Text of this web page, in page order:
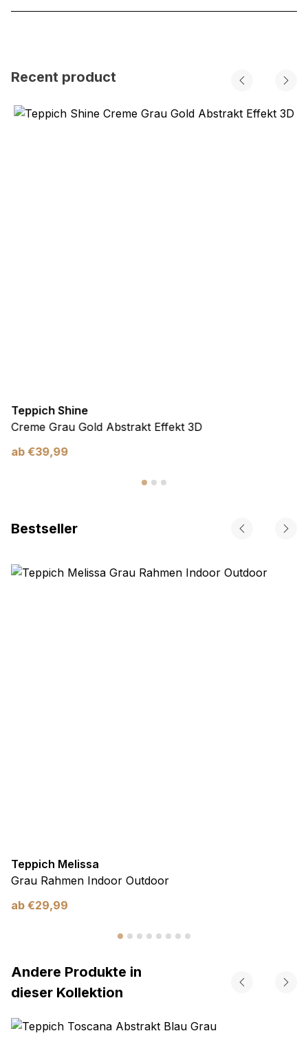
Recent product
Teppich Shine
Creme Grau Gold Abstrakt Effekt 3D
ab €39,99
Bestseller
Teppich Melissa
Grau Rahmen Indoor Outdoor
ab €29,99
Andere Produkte in
dieser Kollektion